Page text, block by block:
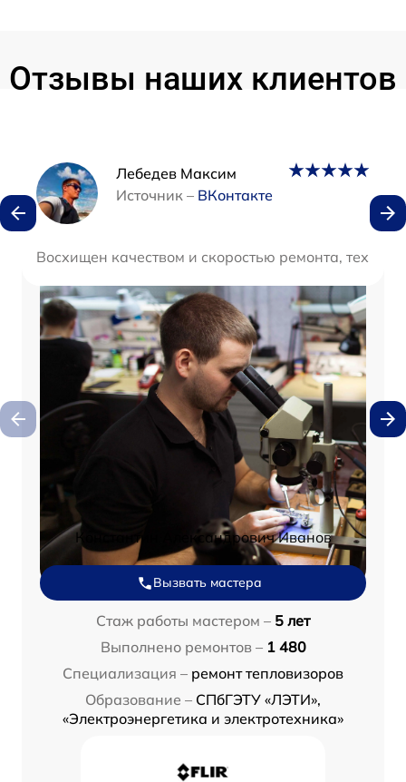
Отзывы наших клиентов
Лебедев Максим
Источник – ВКонтакте
Восхищен качеством и скоростью ремонта,
Наши мастера
Константин Александрович Иванов
Вызвать мастера
Стаж работы мастером – 5 лет
Выполнено ремонтов – 1 480
Специализация – ремонт тепловизоров
Образование – СПбГЭТУ «ЛЭТИ»,
«Электроэнергетика и электротехника»